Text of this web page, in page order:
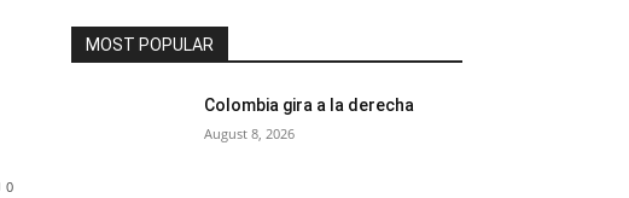
0
MOST POPULAR
Colombia gira a la derecha
August 8, 2026